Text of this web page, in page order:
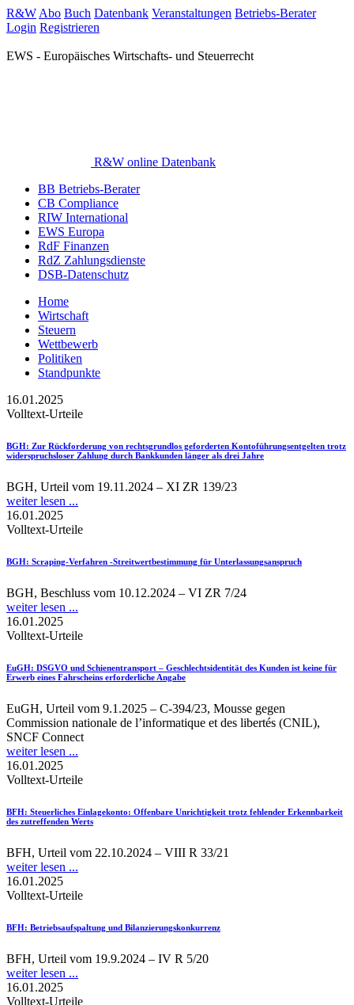
R&W Abo Buch Datenbank Veranstaltungen Betriebs-Berater
Login Registrieren
EWS - Europäisches Wirtschafts- und Steuerrecht
R&W online Datenbank
BB Betriebs-Berater
CB Compliance
RIW International
EWS Europa
RdF Finanzen
RdZ Zahlungsdienste
DSB-Datenschutz
Home
Wirtschaft
Steuern
Wettbewerb
Politiken
Standpunkte
16.01.2025
Volltext-Urteile
BGH: Zur Rückforderung von rechtsgrundlos geforderten Kontoführungsentgelten trotz
widerspruchsloser Zahlung durch Bankkunden länger als drei Jahre
BGH, Urteil vom 19.11.2024 – XI ZR 139/23
weiter lesen ...
16.01.2025
Volltext-Urteile
BGH: Scraping-Verfahren -Streitwertbestimmung für Unterlassungsanspruch
BGH, Beschluss vom 10.12.2024 – VI ZR 7/24
weiter lesen ...
16.01.2025
Volltext-Urteile
EuGH: DSGVO und Schienentransport – Geschlechtsidentität des Kunden ist keine für
Erwerb eines Fahrscheins erforderliche Angabe
EuGH, Urteil vom 9.1.2025 – C-394/23, Mousse gegen
Commission nationale de l’informatique et des libertés (CNIL),
SNCF Connect
weiter lesen ...
16.01.2025
Volltext-Urteile
BFH: Steuerliches Einlagekonto: Offenbare Unrichtigkeit trotz fehlender Erkennbarkeit
des zutreffenden Werts
BFH, Urteil vom 22.10.2024 – VIII R 33/21
weiter lesen ...
16.01.2025
Volltext-Urteile
BFH: Betriebsaufspaltung und Bilanzierungskonkurrenz
BFH, Urteil vom 19.9.2024 – IV R 5/20
weiter lesen ...
16.01.2025
Volltext-Urteile